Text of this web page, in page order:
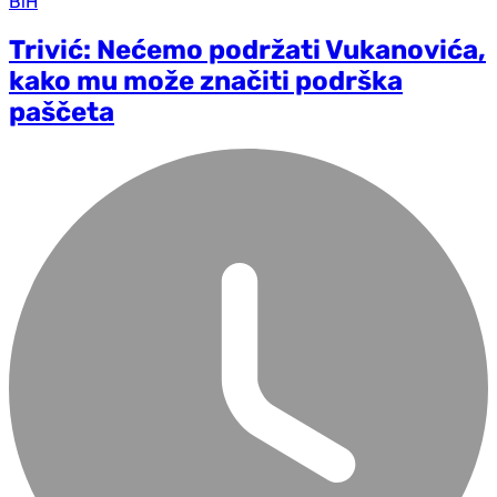
Trivić: Nećemo podržati Vukanovića,
kako mu može značiti podrška
paščeta